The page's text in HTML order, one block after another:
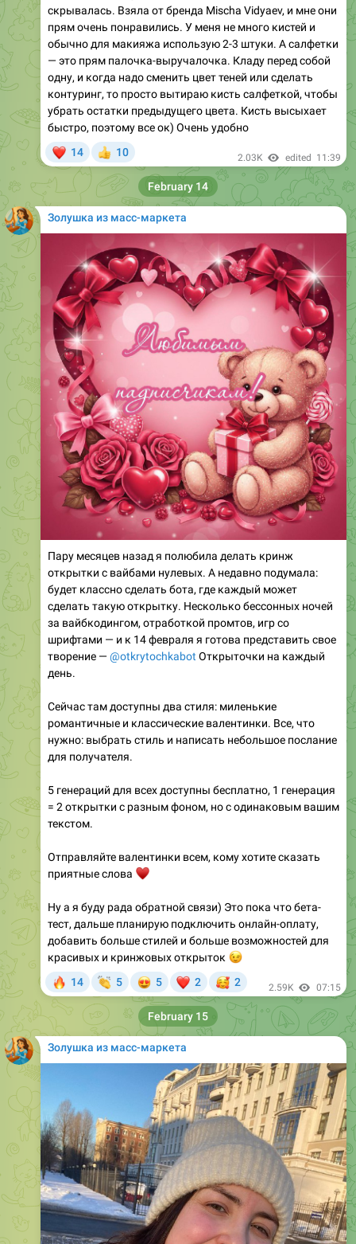
обычно для макияжа использую 2-3 штуки. А салфетки
— это прям палочка-выручалочка. Кладу перед собой
одну, и когда надо сменить цвет теней или сделать
контуринг, то просто вытираю кисть салфеткой, чтобы
убрать остатки предыдущего цвета. Кисть высыхает
быстро, поэтому все ок) Очень удобно
14 10 2.03K
Золушка из масс-маркета
Пару месяцев назад я полюбила делать кринж
открытки с вайбами нулевых. А недавно подумала:
будет классно сделать бота, где каждый может
сделать такую открытку. Несколько бессонных ночей
за вайбкодингом, отработкой промтов, игр со
шрифтами — и к 14 февраля я готова представить свое
творение —@otkrytochkabotОткрыточки на каждый
день.
Сейчас там доступны два стиля: миленькие
нужно: выбрать стиль и написать небольшое послание
для получателя.
5 генераций для всех доступны бесплатно, 1 генерация
текстом.
Отправляйте валентинки всем, кому хотите сказать
♥️
Ну а я буду рада обратной связи) Это пока что бета-
добавить больше стилей и больше возможностей для
красивых и кринжовых открыток
😉
14 5
😍
5
❤
2
🥰
2
Золушка из масс-маркета
February 15